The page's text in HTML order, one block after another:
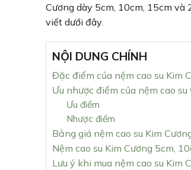
Cương dày 5cm, 10cm, 15cm
viết dưới đây.
NỘI DUNG CHÍNH
Đặc điểm của nệm cao su Kim
Ưu nhược điểm của nệm cao
Ưu điểm
Nhược điểm
Bảng giá nệm cao su Kim
Nệm cao su Kim Cương 5cm,
Lưu ý khi mua nệm cao su Kim